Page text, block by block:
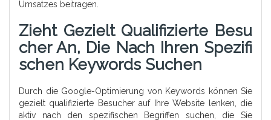
Umsatzes beitragen.
Zieht Gezielt Qualifizierte Besu
Cher An, Die Nach Ihren Spezifi
Schen Keywords Suchen
Durch die Google-Optimierung von Keywords können Sie
gezielt qualifizierte Besucher auf Ihre Website lenken, die
aktiv nach den spezifischen Begriffen suchen, die Sie